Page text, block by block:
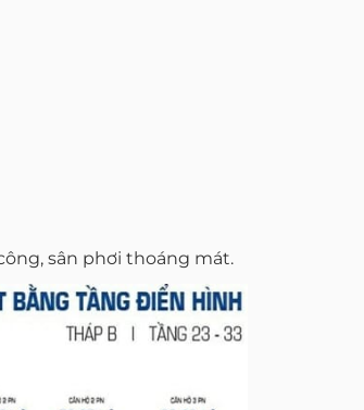
sân phơi thoáng mát.